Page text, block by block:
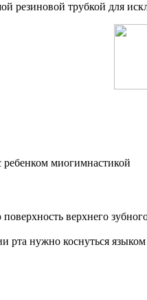
резиновой трубкой для
верхнего
рта нужно коснуться